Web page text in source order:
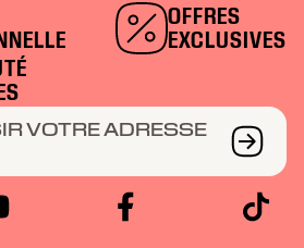
OFFRES
EXCLUSIVES
VOTRE ADRESSE